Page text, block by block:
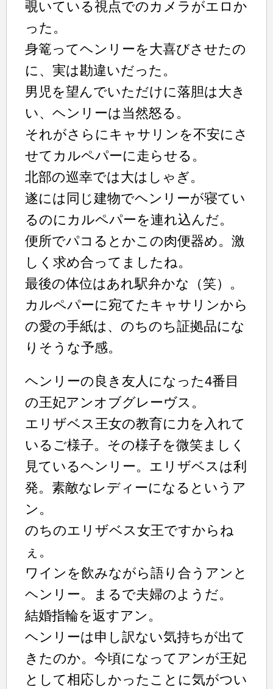
覗いている視点でのカメラがエロか
った。
身篭ってヘンリーを大喜びさせたの
に、実は勘違いだった。
男児を望んでいただけに落胆は大き
い、ヘンリーは当然怒る。
それがさらにキャサリンを不安にさ
せてカルペパーに走らせる。
北部の巡幸では大はしゃぎ。
遂には同じ建物でヘンリーが寝てい
るのにカルペパーを連れ込んだ。
便所でパコるとかこの肉便器め。激
しく求め合ってましたね。
最後の体位はあれ駅弁かな（笑）。
カルペパーに宛てたキャサリンから
の愛の手紙は、のちのち証拠品にな
りそうな予感。
ヘンリーの良き友人になった4番目
の王妃アンオブグレーヴス。
エリザベス王女の教育に力を入れて
いるご様子。その様子を微笑ましく
見ているヘンリー。エリザベスは利
発。素敵なレディーになるというア
ン。
のちのエリザベス女王ですからね
ぇ。
ワインを飲みながら語り合うアンと
ヘンリー。まるで夫婦のようだ。
結婚指輪を返すアン。
ヘンリーは申し訳ない気持ちが出て
きたのか。今頃になってアンが王妃
として相応しかったことに気がつい